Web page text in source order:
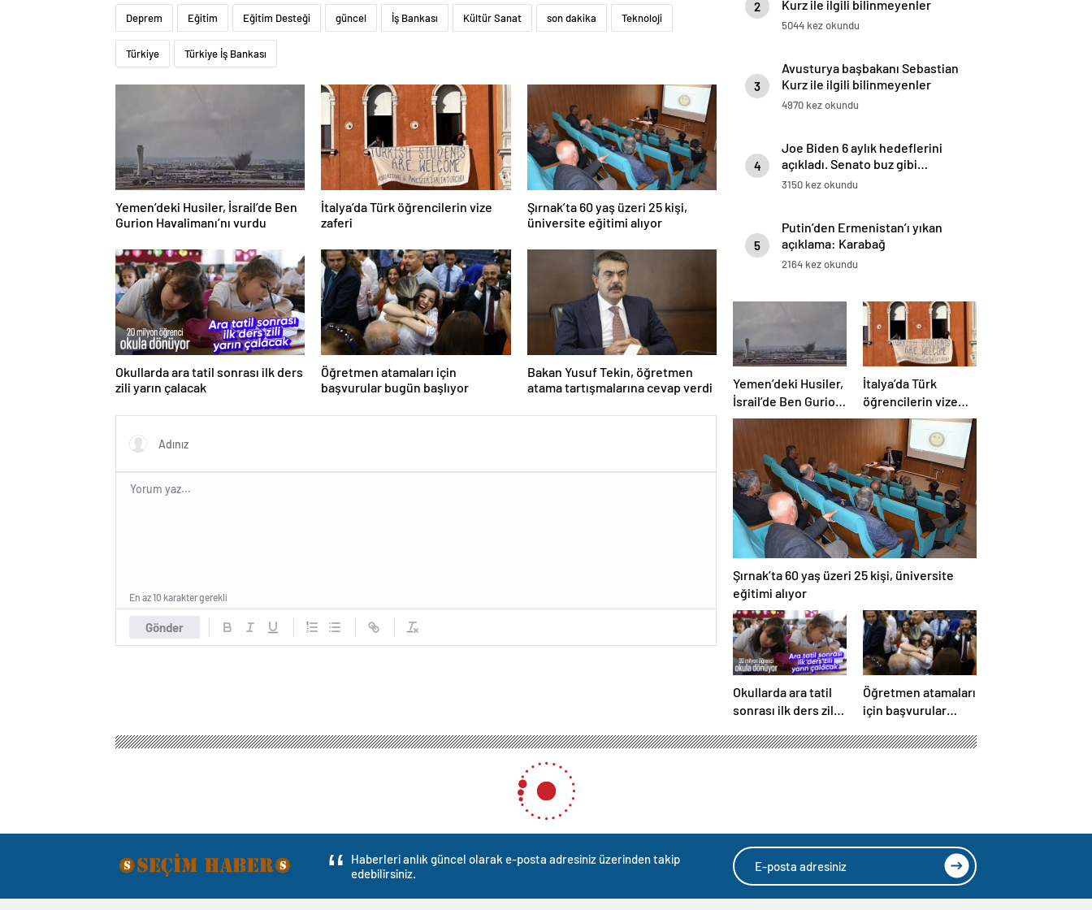
Deprem Eğitim Eğitim Desteği güncel İş Bankası Kültür Sanat son dakika Teknoloji
Türkiye Türkiye İş Bankası
Yemen’deki Husiler, İsrail’de Ben
Gurion Havalimanı’nı vurdu
İtalya’da Türk öğrencilerin vize
zaferi
Şırnak’ta 60 yaş üzeri 25 kişi,
üniversite eğitimi alıyor
Okullarda ara tatil sonrası ilk ders
zili yarın çalacak
Öğretmen atamaları için
başvurular bugün başlıyor
Bakan Yusuf Tekin, öğretmen
atama tartışmalarına cevap verdi
Gönder
En az 10 karakter gerekli
2
Kurz ile ilgili bilinmeyenler
5044 kez okundu
3
Avusturya başbakanı Sebastian
Kurz ile ilgili bilinmeyenler
4970 kez okundu
4
Joe Biden 6 aylık hedeflerini
açıkladı. Senato buz gibi…
3150 kez okundu
5
Putin’den Ermenistan’ı yıkan
açıklama: Karabağ
Azerbaycan’ın ayrılmaz bir
2164 kez okundu
Yemen’deki Husiler,
İsrail’de Ben Gurion
Havalimanı’nı vurdu
İtalya’da Türk
öğrencilerin vize
zaferi
Şırnak’ta 60 yaş üzeri 25 kişi, üniversite
eğitimi alıyor
Okullarda ara tatil
sonrası ilk ders zili
Öğretmen atamaları
için başvurular
Haberleri anlık güncel olarak e-posta adresiniz üzerinden takip
edebilirsiniz.